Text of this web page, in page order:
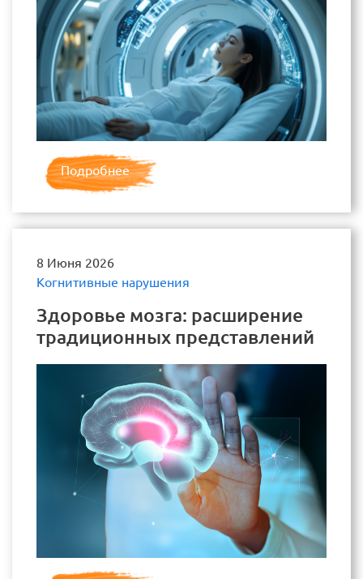
Подробнее
8 Июня 2026
Когнитивные нарушения
Здоровье мозга: расширение
традиционных представлений